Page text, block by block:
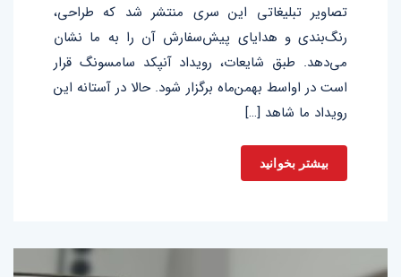
تصاویر تبلیغاتی این سری منتشر شد که طراحی،
رنگ‌بندی و هدایای پیش‌سفارش آن را به ما نشان
می‌دهد. طبق شایعات، رویداد آنپکد سامسونگ قرار
است در اواسط بهمن‌ماه برگزار شود. حالا در آستانه این
رویداد ما شاهد […]
بیشتر بخوانید